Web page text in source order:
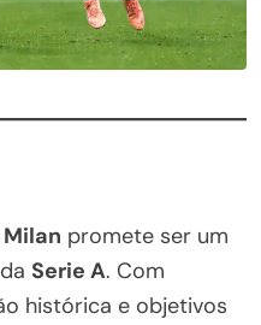
Milan promete ser um
Serie A. Com
histórica e objetivos